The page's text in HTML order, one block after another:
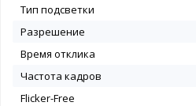
Тип подсветки
Разрешение
Время отклика
Частота кадров
Flicker-Free